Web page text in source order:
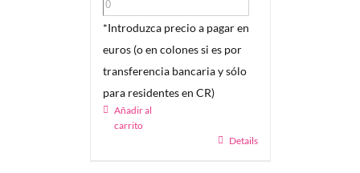
*Introduzca precio a pagar en
euros (o en colones si es por
transferencia bancaria y sólo
para residentes en CR)
Añadir al
carrito
Details